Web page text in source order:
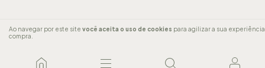
Ao navegar por este site você aceita o uso de cookies para agilizar a sua
compra.